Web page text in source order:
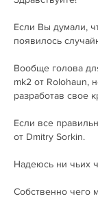
Если Вы думали,
появилось
Вообще голова
mk2 от Rolohaun,
разработав свое
Если все
от Dmitry Sorkin.
Надеюсь ни чьих
Собственно чего